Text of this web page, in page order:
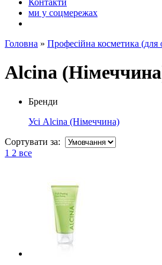
Контакти
ми у соцмережах
Головна » Професійна косметика (для
Alcina
Бренди
Усі Alcina (Німеччина)
Сортувати за:
1 2 все